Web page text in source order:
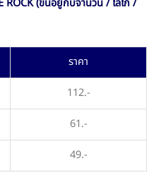
ROCK (ขึ้นอยู่กับจำนวน / โลโก้ /
ราคา
112.-
61.-
49.-